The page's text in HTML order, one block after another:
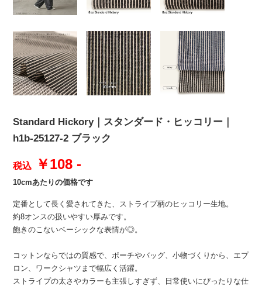
Standard Hickory｜スタンダード・ヒッコリー｜
h1b-25127-2 ブラック
税込 ￥108 -
10cmあたりの価格です
定番として長く愛されてきた、ストライプ柄のヒッコリー生地。
約8オンスの扱いやすい厚みです。
飽きのこないベーシックな表情が◎。
コットンならではの質感で、ポーチやバッグ、小物づくりから、エプ
ロン、ワークシャツまで幅広く活躍。
ストライプの太さやカラーも主張しすぎず、日常使いにぴったりな仕